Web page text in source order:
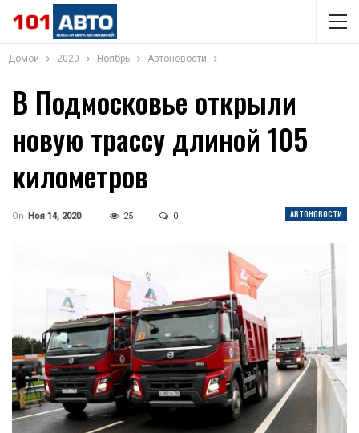
Домой 2020 Ноябрь Автоновости
В Подмосковье открыли
новую трассу длиной 105
километров
АВТОНОВОСТИ
On Ноя 14, 2020 25 0